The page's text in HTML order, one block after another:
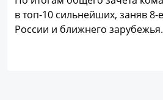
в топ-10 сильнейших, заняв 8-
России и ближнего зарубежья.